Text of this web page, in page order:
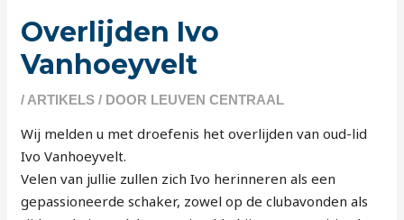
Overlijden Ivo
Vanhoeyvelt
/ ARTIKELS / DOOR LEUVEN CENTRAAL
Wij melden u met droefenis het overlijden van oud-lid
Ivo Vanhoeyvelt.
Velen van jullie zullen zich Ivo herinneren als een
gepassioneerde schaker, zowel op de clubavonden als